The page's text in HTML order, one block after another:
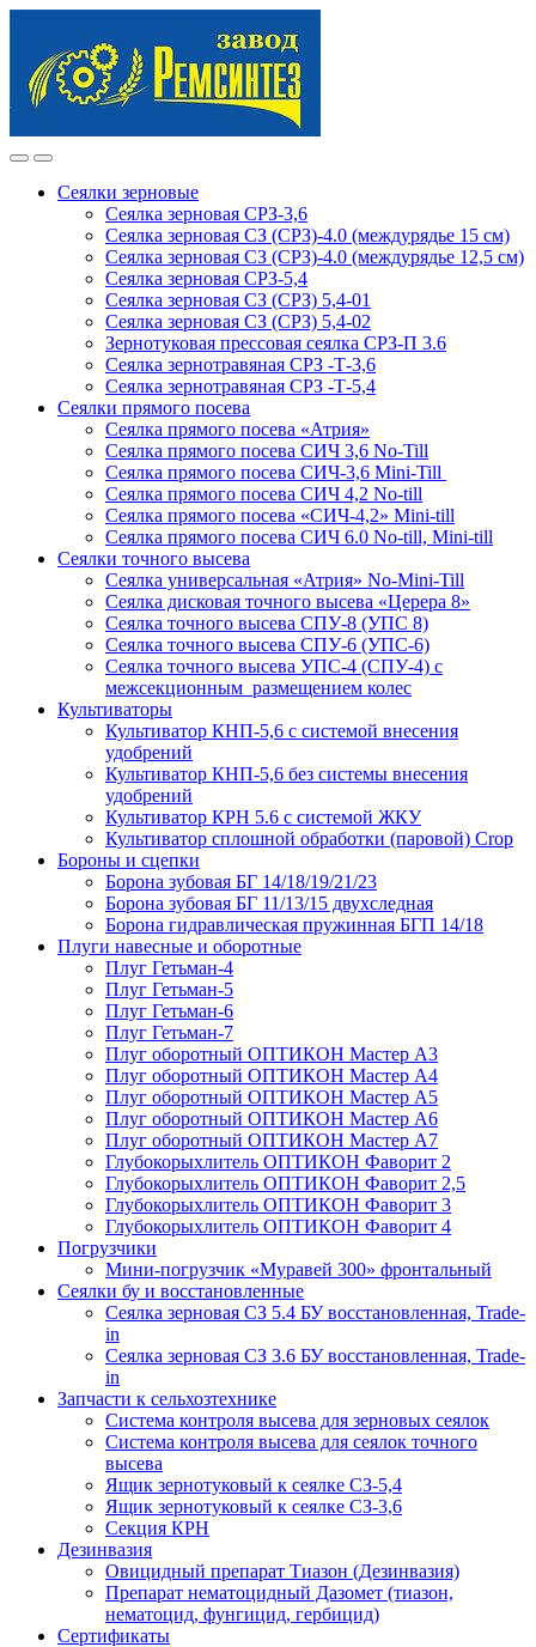
navigation
content
Сеялки зерновые
Сеялка зерновая СРЗ-3,6
Сеялка зерновая СЗ (СРЗ)-4.0 (междурядье 15 см)
Сеялка зерновая СЗ (СРЗ)-4.0 (междурядье 12,5 см)
Сеялка зерновая СРЗ-5,4
Сеялка зерновая СЗ (СРЗ) 5,4-01
Сеялка зерновая СЗ (СРЗ) 5,4-02
Зернотуковая прессовая сеялка СРЗ-П 3.6
Сеялка зернотравяная СРЗ -Т-3,6
Сеялка зернотравяная СРЗ -Т-5,4
Сеялки прямого посева
Сеялка прямого посева «Атрия»
Сеялка прямого посева СИЧ 3,6 No-Till
Сеялка прямого посева СИЧ-3,6 Mini-Till
Сеялка прямого посева СИЧ 4,2 No-till
Сеялка прямого посева «СИЧ-4,2» Mini-till
Сеялка прямого посева СИЧ 6.0 No-till, Mini-till
Сеялки точного высева
Сеялка универсальная «Атрия» No-Mini-Till
Сеялка дисковая точного высева «Церера 8»
Сеялка точного высева СПУ-8 (УПС 8)
Сеялка точного высева СПУ-6 (УПС-6)
Сеялка точного высева УПС-4 (СПУ-4) с
межсекционным размещением колес
Культиваторы
Культиватор КНП-5,6 с системой внесения
удобрений
Культиватор КНП-5,6 без системы внесения
удобрений
Культиватор КРН 5.6 с системой ЖКУ
Культиватор сплошной обработки (паровой) Crop
Бороны и сцепки
Борона зубовая БГ 14/18/19/21/23
Борона зубовая БГ 11/13/15 двухследная
Борона гидравлическая пружинная БГП 14/18
Плуги навесные и оборотные
Плуг Гетьман-4
Плуг Гетьман-5
Плуг Гетьман-6
Плуг Гетьман-7
Плуг оборотный ОПТИКОН Мастер А3
Плуг оборотный ОПТИКОН Мастер А4
Плуг оборотный ОПТИКОН Мастер А5
Плуг оборотный ОПТИКОН Мастер А6
Плуг оборотный ОПТИКОН Мастер А7
Глубокорыхлитель ОПТИКОН Фаворит 2
Глубокорыхлитель ОПТИКОН Фаворит 2,5
Глубокорыхлитель ОПТИКОН Фаворит 3
Глубокорыхлитель ОПТИКОН Фаворит 4
Погрузчики
Мини-погрузчик «Муравей 300» фронтальный
Сеялки бу и восстановленные
Сеялка зерновая СЗ 5.4 БУ восстановленная, Trade-
in
Сеялка зерновая СЗ 3.6 БУ восстановленная, Trade-
in
Запчасти к сельхозтехнике
Система контроля высева для зерновых сеялок
Система контроля высева для сеялок точного
высева
Ящик зернотуковый к сеялке СЗ-5,4
Ящик зернотуковый к сеялке СЗ-3,6
Секция КРН
Дезинвазия
Овицидный препарат Тиазон (Дезинвазия)
Препарат нематоцидный Дазомет (тиазон,
нематоцид, фунгицид, гербицид)
Сертификаты